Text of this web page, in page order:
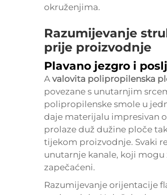
okruženjima.
Razumijevanje
prije proizvodnje
Plavano jezgro i
A valovita polipropilenska
povezane s unutarnjim
polipropilenske smole u
daje materijalu impresivan
prolaze duž dužine ploče
tijekom proizvodnje. Svaki
unutarnje kanale, koji
zapečaćeni.
Razumijevanje orijentacije